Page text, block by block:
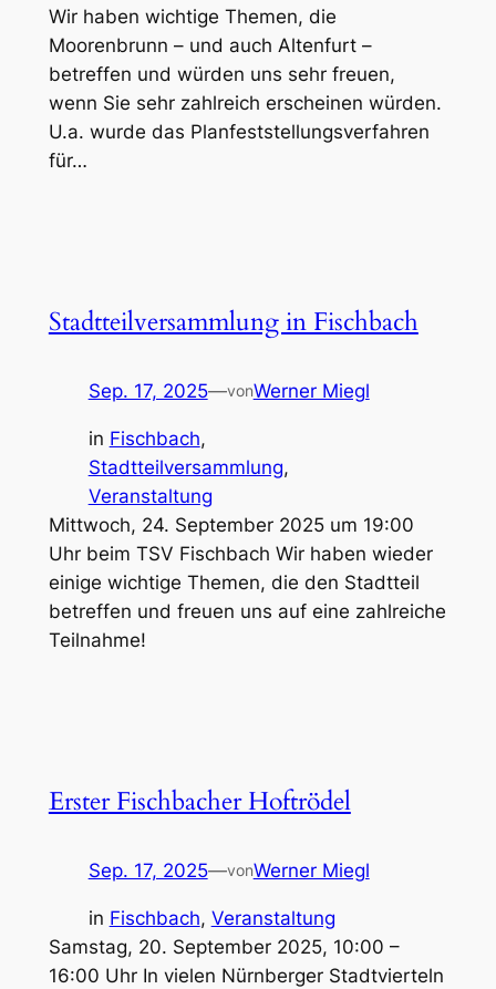
Wir haben wichtige Themen, die
Moorenbrunn – und auch Altenfurt –
betreffen und würden uns sehr freuen,
wenn Sie sehr zahlreich erscheinen würden.
U.a. wurde das Planfeststellungsverfahren
für…
Stadtteilversammlung in Fischbach
Sep. 17, 2025—vonWerner Miegl
in Fischbach
Stadtteilversammlung
Veranstaltung
Mittwoch, 24. September 2025 um 19:00
Uhr beim TSV Fischbach Wir haben wieder
einige wichtige Themen, die den Stadtteil
betreffen und freuen uns auf eine zahlreiche
Teilnahme!
Erster Fischbacher Hoftrödel
Sep. 17, 2025—vonWerner Miegl
in Fischbach, Veranstaltung
Samstag, 20. September 2025, 10:00 –
16:00 Uhr In vielen Nürnberger Stadtvierteln